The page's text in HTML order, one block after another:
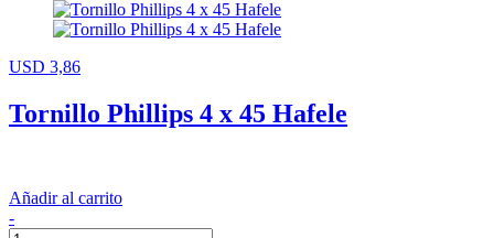
USD 3,86
Tornillo Phillips 4 x 45 Hafele
Añadir al carrito
-